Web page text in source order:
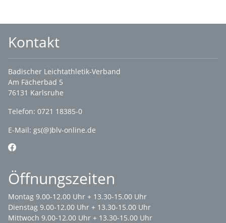
Kontakt
Badischer Leichtathletik-Verband
Am Fächerbad 5
76131 Karlsruhe
Telefon: 0721 18385-0
E-Mail: gs(@)blv-online.de
Öffnungszeiten
Montag 9.00-12.00 Uhr + 13.30-15.00 Uhr
Dienstag 9.00-12.00 Uhr + 13.30-15.00 Uhr
Mittwoch 9.00-12.00 Uhr + 13.30-15.00 Uhr